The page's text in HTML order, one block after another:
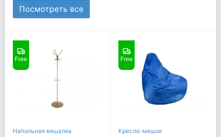
Посмотреть все
Free
Напольная вешалка
Free
Кресло-мешок